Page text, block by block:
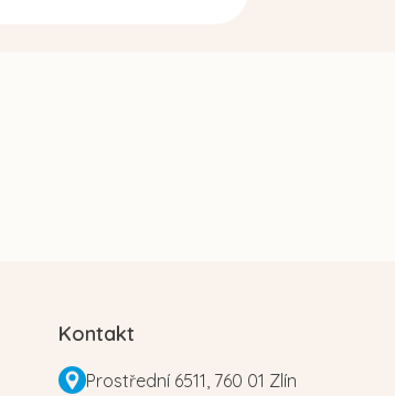
Kontakt
Prostřední 6511, 760 01 Zlín